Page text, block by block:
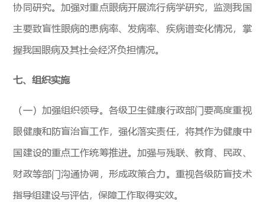
协同研究。加强对重点眼病开展流行病学研究，监测我国
主要致盲性眼病的患病率、发病率、疾病谱变化情况，掌
握我国眼病及其社会经济负担情况。
七、组织实施
（一）加强组织领导。各级卫生健康行政部门要高度重视
眼健康和防盲治盲工作，强化落实责任，将其作为健康中
国建设的重点工作统筹推进。加强与残联、教育、民政、
财政等部门沟通协调，形成政策合力。重视各级防盲技术
指导组建设与评估，保障工作取得实效。